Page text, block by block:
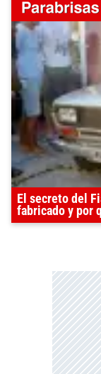
El secreto del
fabricado y por